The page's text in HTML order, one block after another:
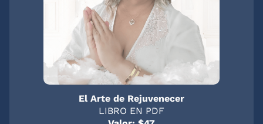
El Arte de Rejuvenecer
LIBRO EN PDF